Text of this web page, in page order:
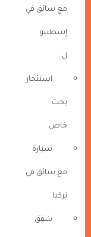
مع سائق في
إسطنبو
ل
استئجار
يخت
خاص
سيارة
مع سائق في
تركيا
شقق